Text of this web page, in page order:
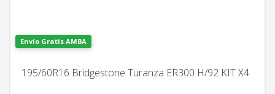
Envío Gratis AMBA
195/60R16 Bridgestone Turanza ER300 H/92 KIT X4